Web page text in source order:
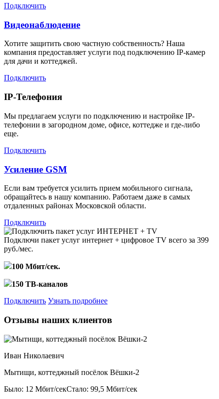
Подключить
Видеонаблюдение
Хотите защитить свою частную собственность? Наша
компания предоставляет услуги под подключению IP-камер
для дачи и коттеджей.
Подключить
IP-Телефония
Мы предлагаем услуги по подключению и настройке IP-
телефонии в загородном доме, офисе, коттедже и где-либо
еще.
Подключить
Усиление GSM
Если вам требуется усилить прием мобильного сигнала,
обращайтесь в нашу компанию. Работаем даже в самых
отдаленных районах Московской области.
Подключить
Подключи пакет услуг интернет + цифровое TV всего за 399
руб./мес.
100 Мбит/сек.
150 ТВ-каналов
Подключить Узнать подробнее
Отзывы наших клиентов
Иван Николаевич
Мытищи, коттеджный посёлок Вёшки-2
Было: 12 Мбит/секСтало: 99,5 Мбит/сек